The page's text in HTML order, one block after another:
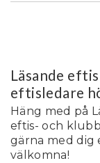
Läsande
eftisledare
Häng med på
eftis- och
gärna med dig
välkomna!